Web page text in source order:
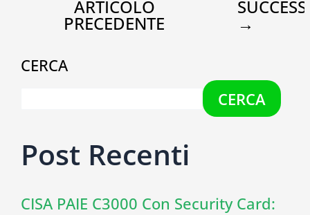
ARTICOLO
PRECEDENTE →
CERCA
CERCA
Post Recenti
CISA PAIE C3000 Con Security Card: